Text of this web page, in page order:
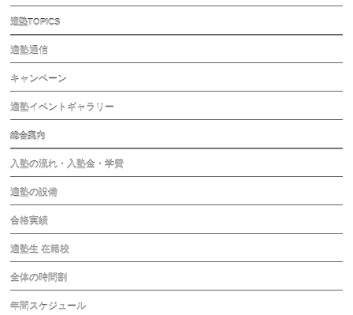
適塾TOPICS
適塾通信
キャンペーン
適塾イベントギャラリー
総合案内
入塾の流れ・入塾金・学費
適塾の設備
合格実績
適塾生 在籍校
全体の時間割
年間スケジュール